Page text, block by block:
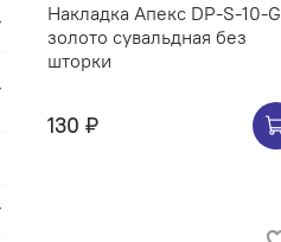
Накладка Апекс DP-S-10-G
золото сувальдная без
шторки
130 ₽